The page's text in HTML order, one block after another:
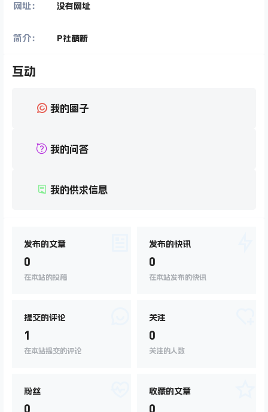
网址： 没有网址
简介： P社萌新
互动
我的圈子
我的问答
我的供求信息
发布的文章
0
在本站的投稿
发布的快讯
0
在本站发布的快讯
提交的评论
1
在本站提交的评论
关注
0
关注的人数
粉丝
0
收藏的文章
0